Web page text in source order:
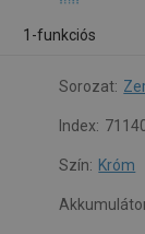
1-funkciós
Sorozat:
Index:
Szín: Króm